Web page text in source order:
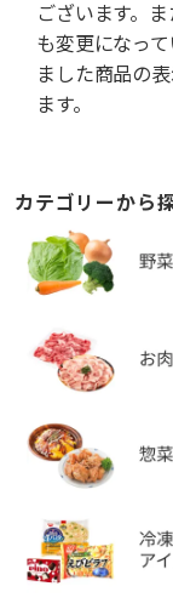
ございます。
も変更になっ
ました商品の
ます。
カテゴリーから